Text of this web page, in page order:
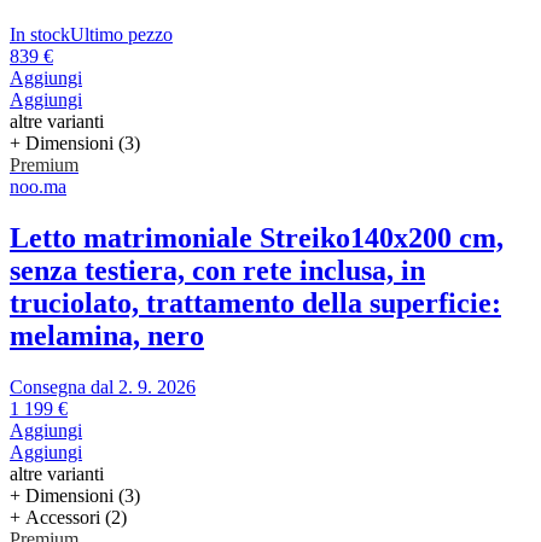
In stockUltimo pezzo
839 €
Aggiungi
Aggiungi
altre varianti
+ Dimensioni (3)
Premium
noo.ma
Letto matrimoniale Streiko140x200 cm,
senza testiera, con rete inclusa, in
truciolato, trattamento della superficie:
melamina, nero
Consegna dal 2. 9. 2026
1 199 €
Aggiungi
Aggiungi
altre varianti
+ Dimensioni (3)
+ Accessori (2)